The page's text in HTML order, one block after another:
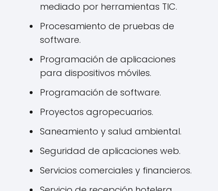
mediado por herramientas TIC.
Procesamiento de pruebas de
software.
Programación de aplicaciones
para dispositivos móviles.
Programación de software.
Proyectos agropecuarios.
Saneamiento y salud ambiental.
Seguridad de aplicaciones web.
Servicios comerciales y financieros.